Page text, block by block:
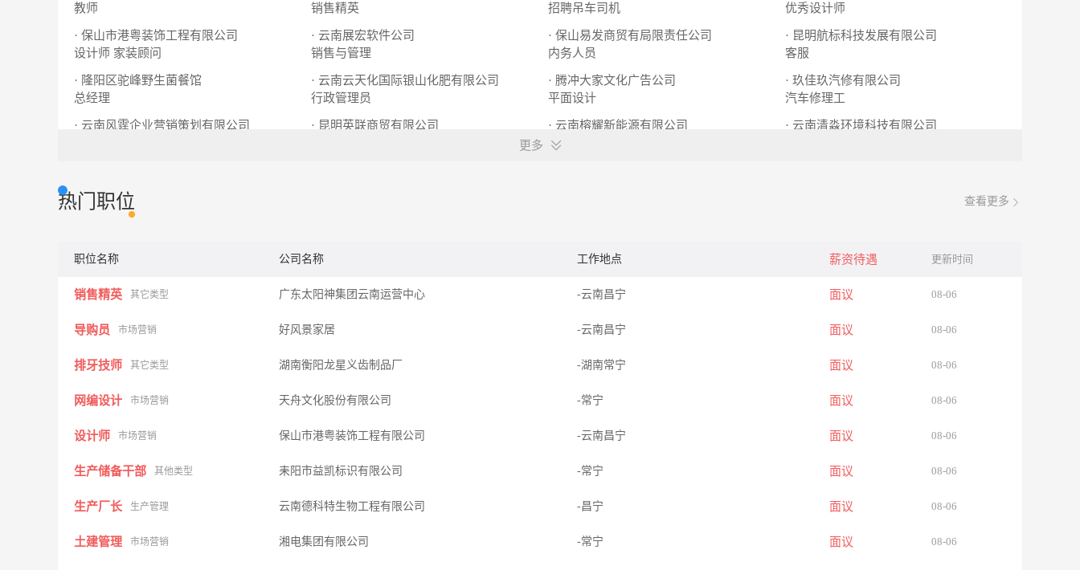
教师
销售精英
招聘吊车司机
优秀设计师
· 保山市港粤装饰工程有限公司
设计师 家装顾问
· 云南展宏软件公司
销售与管理
· 保山易发商贸有局限责任公司
内务人员
· 昆明航标科技发展有限公司
客服
· 隆阳区驼峰野生菌餐馆
总经理
· 云南云天化国际银山化肥有限公司
行政管理员
· 腾冲大家文化广告公司
平面设计
· 玖佳玖汽修有限公司
汽车修理工
· 云南风霆企业营销策划有限公司
· 昆明英联商贸有限公司
· 云南榕耀新能源有限公司
财务管理岗
· 云南清淼环境科技有限公司
更多
热门职位 查看更多
职位名称 公司名称 工作地点 薪资待遇 更新时间
销售精英 其它类型 广东太阳神集团云南运营中心 -云南昌宁 面议 08-06
导购员 市场营销 好风景家居 -云南昌宁 面议 08-06
排牙技师 其它类型 湖南衡阳龙星义齿制品厂 -湖南常宁 面议 08-06
网编设计 市场营销 天舟文化股份有限公司 -常宁 面议 08-06
设计师 市场营销 保山市港粤装饰工程有限公司 -云南昌宁 面议 08-06
生产储备干部 其他类型 耒阳市益凯标识有限公司 -常宁 面议 08-06
生产厂长 生产管理 云南德科特生物工程有限公司 -昌宁 面议 08-06
土建管理 市场营销 湘电集团有限公司 -常宁 面议 08-06